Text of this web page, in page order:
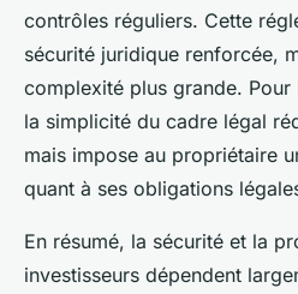
contrôles réguliers. Cette
sécurité juridique renforcée,
complexité plus grande. Pour
la simplicité du cadre légal
mais impose au propriétaire
quant à ses obligations
En résumé, la sécurité et la
investisseurs dépendent